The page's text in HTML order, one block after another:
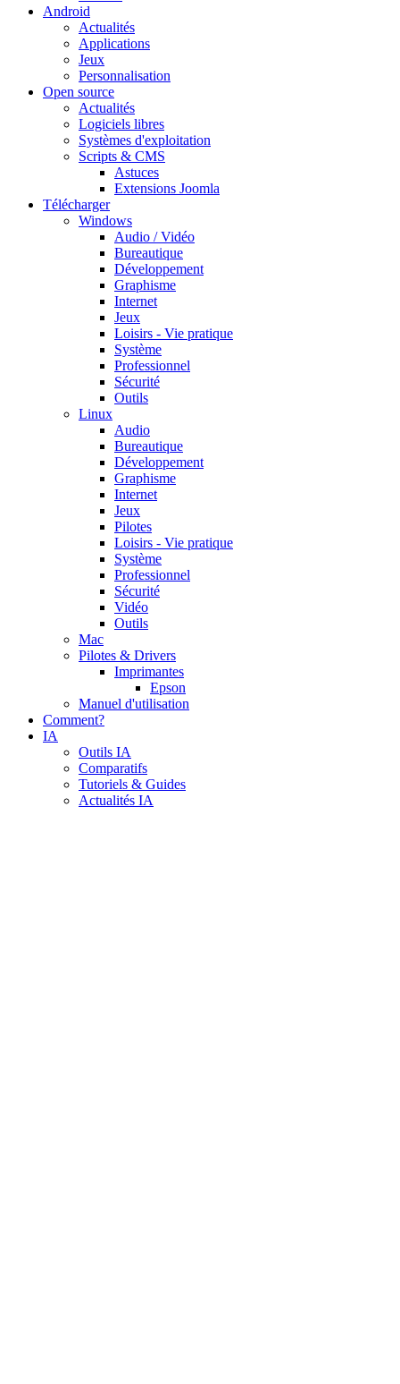
Android
Actualités
Applications
Jeux
Personnalisation
Open source
Actualités
Logiciels libres
Systèmes d'exploitation
Scripts & CMS
Astuces
Extensions Joomla
Télécharger
Windows
Audio / Vidéo
Bureautique
Développement
Graphisme
Internet
Jeux
Loisirs - Vie pratique
Système
Professionnel
Sécurité
Outils
Linux
Audio
Bureautique
Développement
Graphisme
Internet
Jeux
Pilotes
Loisirs - Vie pratique
Système
Professionnel
Sécurité
Vidéo
Outils
Mac
Pilotes & Drivers
Imprimantes
Epson
Manuel d'utilisation
Comment?
IA
Outils IA
Comparatifs
Tutoriels & Guides
Actualités IA